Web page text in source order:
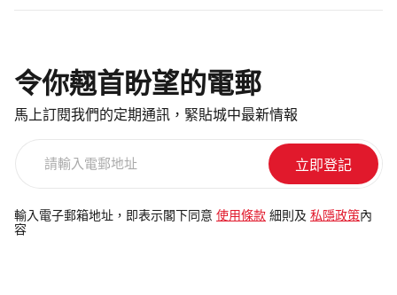
令你翹首盼望的電郵
馬上訂閱我們的定期通訊，緊貼城中最新情報
電
郵
輸入電子郵箱地址，即表示閣下同意 使用條款 細則及 私隱政策 內
容